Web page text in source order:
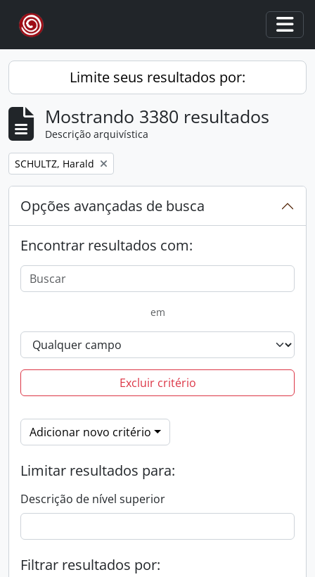
Skip to main content
Limite seus resultados por:
Mostrando 3380 resultados
Descrição arquivística
Remover filtro:
SCHULTZ, Harald
Opções avançadas de busca
Encontrar resultados com:
em
Excluir critério
Adicionar novo critério
Limitar resultados para:
Descrição de nível superior
Filtrar resultados por: